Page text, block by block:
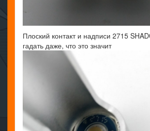
Плоский контакт и надписи 2715
гадать даже, что это значит